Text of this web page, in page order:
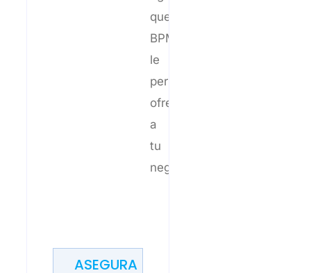
que
BPM
le
permitirá
ofrecer
a
tu
negocio.
ASEGURA